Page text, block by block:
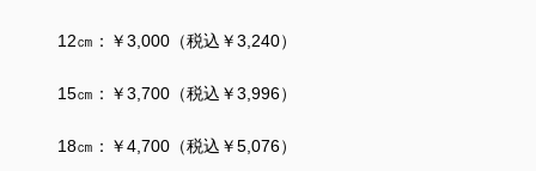
12㎝：￥3,000（税込￥3,240）
15㎝：￥3,700（税込￥3,996）
18㎝：￥4,700（税込￥5,076）